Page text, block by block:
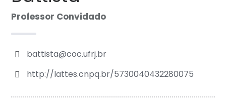
Professor Convidado
battista@coc.ufrj.br
http://lattes.cnpq.br/5730040432280075